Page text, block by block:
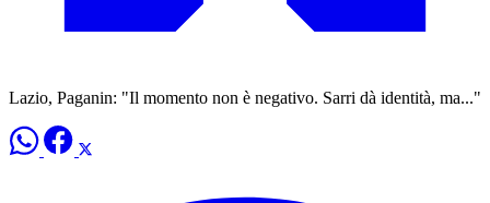
Lazio, Paganin: "Il momento non è negativo. Sarri dà identità, ma..."